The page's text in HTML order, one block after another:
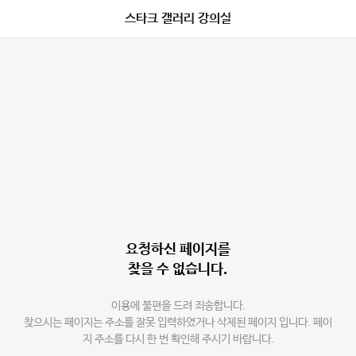
스타크 갤러리 강의실
요청하신 페이지를
찾을 수 없습니다.
이용에 불편을 드려 죄송합니다.
찾으시는 페이지는 주소를 잘못 입력하였거나 삭제된 페이지 입니다. 페이
지 주소를 다시 한 번 확인해 주시기 바랍니다.